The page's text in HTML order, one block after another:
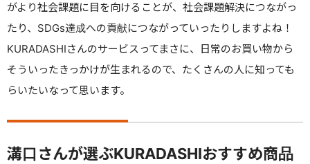
がより社会課題に目を向けることが、社会課題解決につながっ
たり、SDGs達成への貢献につながっていったりしますよね！
KURADASHIさんのサービスってまさに、日常のお買い物から
そういったきっかけが生まれるので、たくさんの人に知っても
らいたいなって思います。
溝口さんが選ぶKURADASHIおすすめ商品